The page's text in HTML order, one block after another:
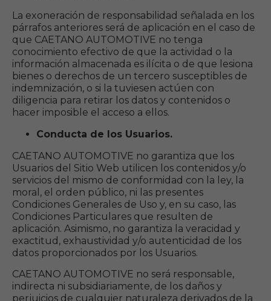
La exoneración de responsabilidad señalada en los
párrafos anteriores será de aplicación en el caso de
que CAETANO AUTOMOTIVE no tenga
conocimiento efectivo de que la actividad o la
información almacenada es ilícita o de que lesiona
bienes o derechos de un tercero susceptibles de
indemnización, o si la tuviesen actúen con
diligencia para retirar los datos y contenidos o
hacer imposible el acceso a ellos.
Conducta de los Usuarios.
CAETANO AUTOMOTIVE no garantiza que los
Usuarios del Sitio Web utilicen los contenidos y/o
servicios del mismo de conformidad con la ley, la
moral, el orden público, ni las presentes
Condiciones Generales de Uso y, en su caso, las
Condiciones Particulares que resulten de
aplicación. Asimismo, no garantiza la veracidad y
exactitud, exhaustividad y/o autenticidad de los
datos proporcionados por los Usuarios.
CAETANO AUTOMOTIVE no será responsable,
indirecta ni subsidiariamente, de los daños y
perjuicios de cualquier naturaleza derivados de la